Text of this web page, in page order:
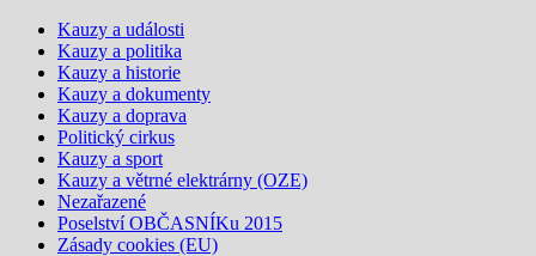
Kauzy a události
Kauzy a politika
Kauzy a historie
Kauzy a dokumenty
Kauzy a doprava
Politický cirkus
Kauzy a sport
Kauzy a větrné elektrárny (OZE)
Nezařazené
Poselství OBČASNÍKu 2015
Zásady cookies (EU)